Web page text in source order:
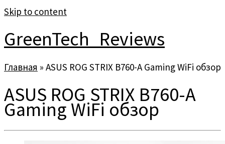
Skip to content
GreenTech_Reviews
Главная » ASUS ROG STRIX B760-A Gaming WiFi обзор
ASUS ROG STRIX B760-A
Gaming WiFi обзор